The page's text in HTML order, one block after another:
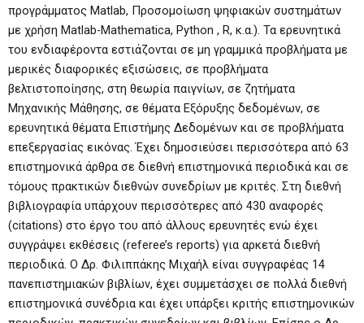
προγράμματος Matlab, Προσομοίωση ψηφιακών συστημάτων
με χρήση Matlab-Mathematica, Python , R, κ.α.). Τα ερευνητικά
του ενδιαφέροντα εστιάζονται σε μη γραμμικά προβλήματα με
μερικές διαφορικές εξισώσεις, σε προβλήματα
βελτιστοποίησης, στη θεωρία παιγνίων, σε ζητήματα
Μηχανικής Μάθησης, σε θέματα Εξόρυξης δεδομένων, σε
ερευνητικά θέματα Επιστήμης Δεδομένων και σε προβλήματα
επεξεργασίας εικόνας. Έχει δημοσιεύσει περισσότερα από 63
επιστημονικά άρθρα σε διεθνή επιστημονικά περιοδικά και σε
τόμους πρακτικών διεθνών συνεδρίων με κριτές. Στη διεθνή
βιβλιογραφία υπάρχουν περισσότερες από 430 αναφορές
(citations) στο έργο του από άλλους ερευνητές ενώ έχει
συγγράψει εκθέσεις (referee’s reports) για αρκετά διεθνή
περιοδικά. Ο Δρ. Φιλιππάκης Μιχαήλ είναι συγγραφέας 14
πανεπιστημιακών βιβλίων, έχει συμμετάσχει σε πολλά διεθνή
επιστημονικά συνέδρια και έχει υπάρξει κριτής επιστημονικών